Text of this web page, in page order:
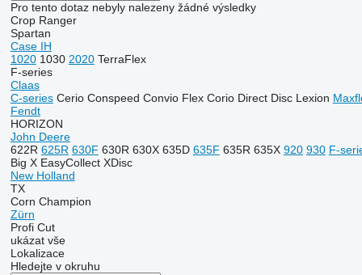
Pro tento dotaz nebyly nalezeny žádné výsledky
Crop Ranger
Spartan
Case IH
1020 1030 2020 TerraFlex
F-series
Claas
C-series Cerio Conspeed Convio Flex Corio Direct Disc Lexion
Fendt
HORIZON
John Deere
622R 625R 630F 630R 630X 635D 635F 635R 635X 920 930 F-
Big X EasyCollect XDisc
New Holland
TX
Corn Champion
Zürn
Profi Cut
ukázat vše
Lokalizace
Hledejte v okruhu